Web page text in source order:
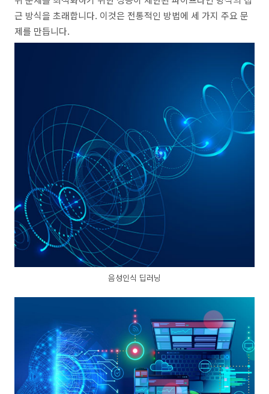
근 방식을 초래합니다. 이것은 전통적인 방법에 세 가지 주요 문
제를 만듭니다.
음성인식 딥러닝